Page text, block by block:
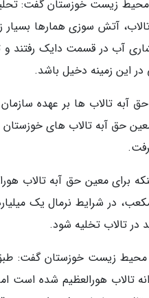
آتش سوزی همارها بسیار
آب در قسمت دایک
این زمینه دخیل باشد.
آبه تالاب ها بر عهده
حق آبه تالاب های خوزستان
برای معین حق آبه تالاب
در تالاب تخلیه شود.
تالاب هورالعظیم شده است